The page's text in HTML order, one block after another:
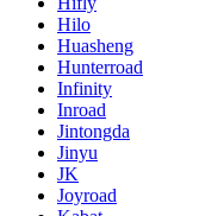
Hilo
Huasheng
Hunterroad
Infinity
Inroad
Jintongda
Jinyu
JK
Joyroad